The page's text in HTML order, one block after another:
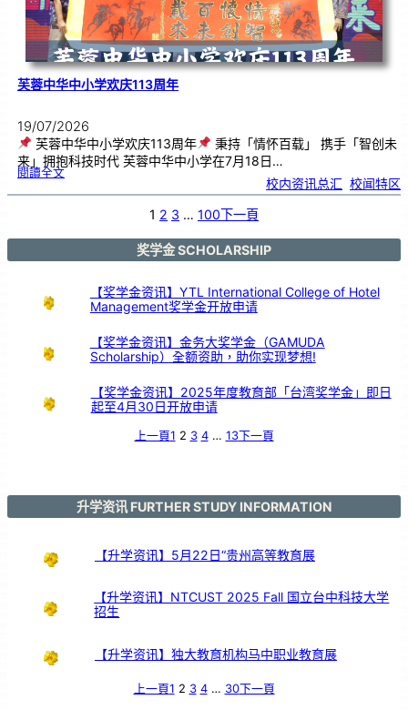
芙蓉中华中小学欢庆113周年
19/07/2026
芙蓉中华中小学欢庆113周年
秉持「情怀百载」 携手「智创未
来」拥抱科技时代 芙蓉中华中小学在7月18日…
閱讀全文:芙
华
1
年
校内资讯总汇 校闻特区
1 2 3 … 100下一頁
奖学金 SCHOLARSHIP
【奖学金资讯】YTL International College of Hotel
Management奖学金开放申请
【奖学金资讯】金务大奖学金（GAMUDA
Scholarship）全额资助，助你实现梦想!
【奖学金资讯】2025年度教育部「台湾奖学金」即日
起至4月30日开放申请
上一頁1 2 3 4 … 13下一頁
升学资讯 FURTHER STUDY INFORMATION
【升学资讯】5月22日“贵州高等教育展
【升学资讯】NTCUST 2025 Fall 国立台中科技大学
招生
【升学资讯】独大教育机构马中职业教育展
上一頁1 2 3 4 … 30下一頁